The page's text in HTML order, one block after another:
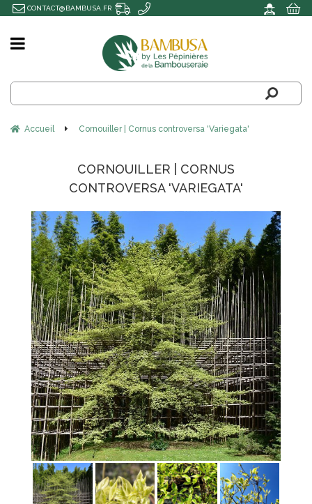
Accueil Cornouiller | Cornus controversa 'Variegata'
CORNOUILLER | CORNUS
CONTROVERSA 'VARIEGATA'
CONTACT@BAMBUSA.FR